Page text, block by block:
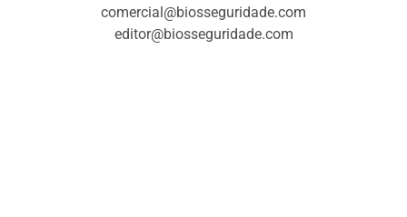
comercial@biosseguridade.com
editor@biosseguridade.com